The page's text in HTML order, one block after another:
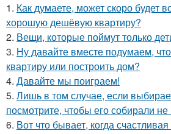
1. Как думаете, может скоро будет
хорошую дешёвую квартиру?
2. Вещи, которые поймут только
3. Ну давайте вместе подумаем,
квартиру или построить дом?
4. Давайте мы поиграем!
5. Лишь в том случае, если
посмотрите, чтобы его собирали
6. Вот что бывает, когда